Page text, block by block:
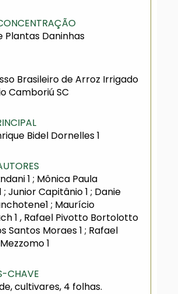
Plantas Daninhas
Brasileiro de Arroz Irrigado
Camboriú SC
Bidel Dornelles 1
1 ; Mônica Paula
; Junior Capitânio 1 ; Danie
; Maurício
1 , Rafael Pivotto Bortolotto
Santos Moraes 1 ; Rafael
1
CHAVE
cultivares, 4 folhas.